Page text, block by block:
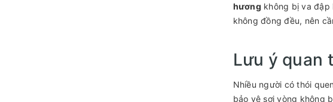
hương không bị va
không đồng đều, nên
Lưu ý quan
Nhiều người có thói
bảo vệ sợi vòng không